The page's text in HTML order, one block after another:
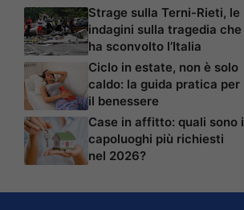
Strage sulla Terni-Rieti, le
indagini sulla tragedia che
ha sconvolto l’Italia
Ciclo in estate, non è solo
caldo: la guida pratica per
il benessere
Case in affitto: quali sono i
capoluoghi più richiesti
nel 2026?